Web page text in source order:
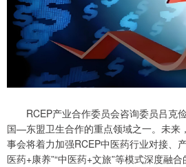
RCEP产业合作委员会咨询委员吕克
国—东盟卫生合作的重点领域之一。未来
事会将着力加强RCEP中医药行业对接、
医药+康养”“中医药+文旅”等模式深度融